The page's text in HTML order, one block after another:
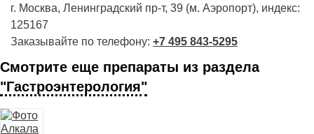
г. Москва, Ленинградский пр-т, 39 (м. Аэропорт), индекс:
125167
Заказывайте по телефону: +7 495 843-5295
Смотрите еще препараты из раздела
"Гастроэнтерология"